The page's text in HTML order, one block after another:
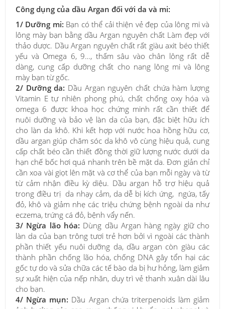
Công dụng của dầu Argan đối với da và mi:
1/ Dưỡng mi: Bạn có thể cải thiện vẻ đẹp của lông mi và
lông mày bạn bằng dầu Argan nguyên chất Làm đẹp với
thảo dược. Dầu Argan nguyên chất rất giàu axit béo thiết
yếu và Omega 6, 9…, thấm sâu vào chân lông rất dễ
dàng, cung cấp dưỡng chất cho nang lông mi và lông
mày bạn từ gốc.
2/ Dưỡng da: Dầu Argan nguyên chất chứa hàm lượng
Vitamin E tự nhiên phong phú, chất chống oxy hóa và
omega 6 được khoa học chứng minh rất cần thiết để
nuôi dưỡng và bảo vệ làn da của bạn, đặc biệt hữu ích
cho làn da khô. Khi kết hợp với nước hoa hồng hữu cơ,
dầu argan giúp chăm sóc da khô vô cùng hiệu quả, cung
cấp chất béo cần thiết đồng thời giữ lượng nước dưới da
hạn chế bốc hơi quá nhanh trên bề mặt da. Đơn giản chỉ
cần xoa vài giọt lên mặt và cơ thể của bạn mỗi ngày và từ
từ cảm nhận điều kỳ diệu. Dầu argan hỗ trợ hiệu quả
trong điều trị da nhạy cảm, da dễ bị kích ứng, ngứa, tấy
đỏ, khô và giảm nhẹ các triệu chứng bệnh ngoài da như
eczema, trứng cá đỏ, bệnh vẩy nến.
3/ Ngừa lão hóa: Dùng dầu Argan hàng ngày giữ cho
làn da của bạn trông tươi trẻ hơn bởi vì ngoài các thành
phần thiết yếu nuôi dưỡng da, dầu argan còn giàu các
thành phần chống lão hóa, chống DNA gây tổn hại các
gốc tự do và sửa chữa các tế bào da bị hư hỏng, làm giảm
sự xuất hiện của nếp nhăn, duy trì vẻ thanh xuân dài lâu
cho bạn.
4/ Ngừa mụn: Dầu Argan chứa triterpenoids làm giảm